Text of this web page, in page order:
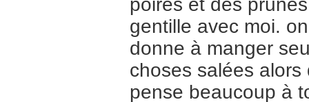
poires et des
gentille avec moi.
donne à manger
choses salées
pense beaucoup à